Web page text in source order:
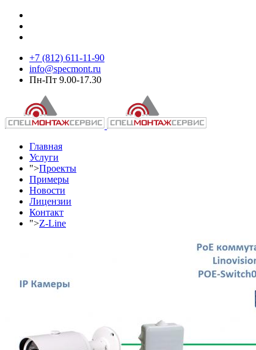
+7 (812) 611-11-90
info@specmont.ru
Пн-Пт 9.00-17.30
Главная
Услуги
">Проекты
Примеры
Новости
Лицензии
Контакт
">Z-Line